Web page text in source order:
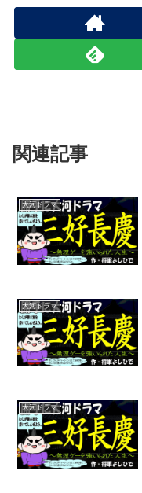
関連記事
大河ドラマ
大河ドラマ
大河ドラマ